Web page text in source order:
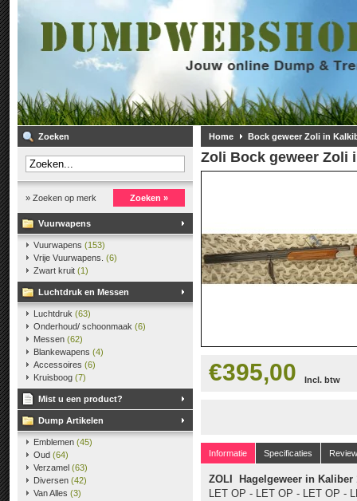
Zoeken
» Zoeken op merk Zoeken »
Vuurwapens
Vuurwapens (153)
Vrije Vuurwapens. (6)
Zwart kruit (1)
Luchtdruk en Messen
Luchtdruk (63)
Onderhoud/ schoonmaak (6)
Messen (62)
Blankewapens (4)
Accessoires (6)
Kruisboog (7)
Mist u een product?
Dump Artikelen
Emblemen (45)
Oud (64)
Verzamel (63)
Diversen (42)
Van Alles (3)
Home Bock geweer Zoli in
Zoli Bock geweer Zoli
€395,00 Incl. btw
Informatie Specificaties
ZOLI Hagelgeweer in Kaliber
LET OP - LET OP - LET OP -